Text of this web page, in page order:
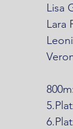
Lisa
Lara
800m: